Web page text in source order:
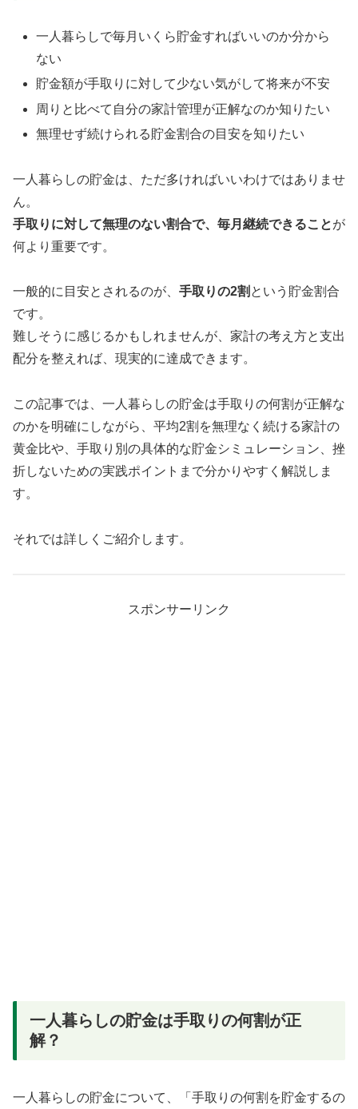
一人暮らしで毎月いくら貯金すればいいのか分から
ない
貯金額が手取りに対して少ない気がして将来が不安
周りと比べて自分の家計管理が正解なのか知りたい
無理せず続けられる貯金割合の目安を知りたい
一人暮らしの貯金は、ただ多ければいいわけではありませ
ん。
手取りに対して無理のない割合で、毎月継続できることが
何より重要です。
一般的に目安とされるのが、 手取りの2割 という貯金割合
です。
難しそうに感じるかもしれませんが、家計の考え方と支出
配分を整えれば、現実的に達成できます。
この記事では、一人暮らしの貯金は手取りの何割が正解な
のかを明確にしながら、平均2割を無理なく続ける家計の
黄金比や、手取り別の具体的な貯金シミュレーション、挫
折しないための実践ポイントまで分かりやすく解説しま
す。
それでは詳しくご紹介します。
スポンサーリンク
一人暮らしの貯金は手取りの何割が正
解？
一人暮らしの貯金について、「手取りの何割を貯金するの